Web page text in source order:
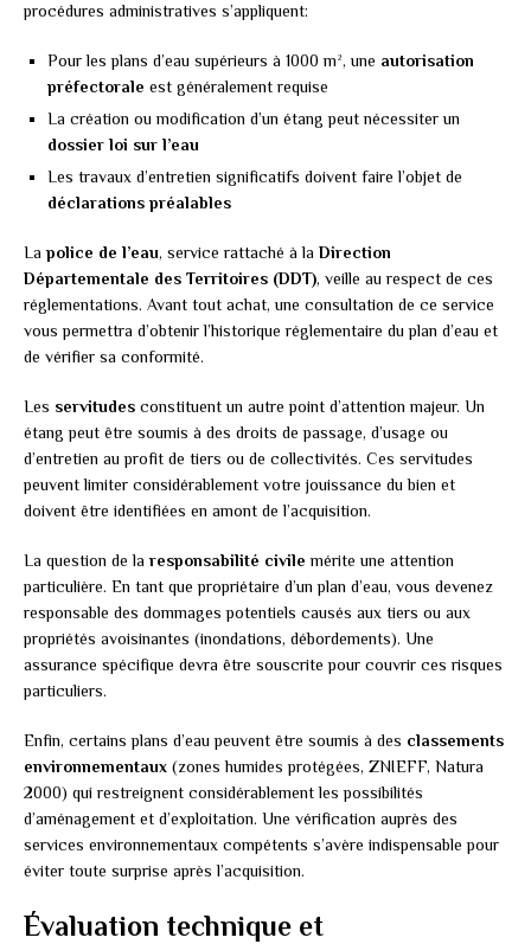
procédures administratives s’appliquent:
Pour les plans d’eau supérieurs à 1000 m², une autorisation
préfectorale est généralement requise
La création ou modification d’un étang peut nécessiter un
dossier loi sur l’eau
Les travaux d’entretien significatifs doivent faire l’objet de
déclarations préalables
La police de l’eau, service rattaché à la Direction
Départementale des Territoires (DDT), veille au respect de ces
réglementations. Avant tout achat, une consultation de ce service
vous permettra d’obtenir l’historique réglementaire du plan d’eau et
de vérifier sa conformité.
Les servitudes constituent un autre point d’attention majeur. Un
étang peut être soumis à des droits de passage, d’usage ou
d’entretien au profit de tiers ou de collectivités. Ces servitudes
peuvent limiter considérablement votre jouissance du bien et
doivent être identifiées en amont de l’acquisition.
La question de la responsabilité civile mérite une attention
particulière. En tant que propriétaire d’un plan d’eau, vous devenez
responsable des dommages potentiels causés aux tiers ou aux
propriétés avoisinantes (inondations, débordements). Une
assurance spécifique devra être souscrite pour couvrir ces risques
particuliers.
Enfin, certains plans d’eau peuvent être soumis à des classements
environnementaux (zones humides protégées, ZNIEFF, Natura
2000) qui restreignent considérablement les possibilités
d’aménagement et d’exploitation. Une vérification auprès des
services environnementaux compétents s’avère indispensable pour
éviter toute surprise après l’acquisition.
Évaluation technique et